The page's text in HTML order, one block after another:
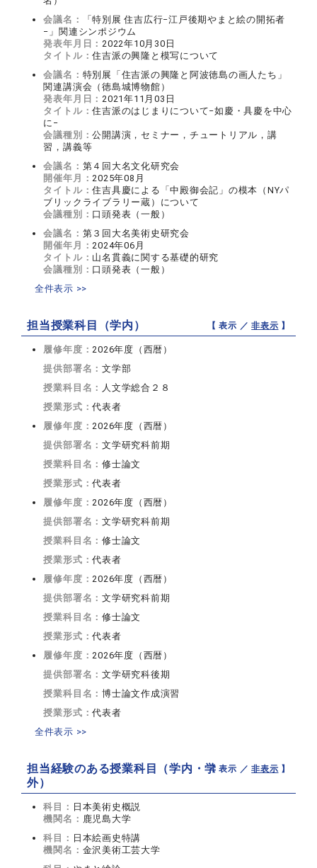
会議名：
「特別展 住吉広行−江戸後期やまと絵の開拓者
−」関連シンポジウム
発表年月日：2022年10月30日
タイトル：住吉派の興隆と模写について
会議名： 特別展「住吉派の興隆と阿波徳島の画人たち」
関連講演会（徳島城博物館）
発表年月日：2021年11月03日
タイトル：住吉派のはじまりについて−如慶・具慶を中心
に−
会議種別：公開講演，セミナー，チュートリアル，講
習，講義等
会議名： 第４回大名文化研究会
開催年月：2025年08月
タイトル：住吉具慶による「中殿御会記」の模本（NYパ
ブリックライブラリー蔵）について
会議種別： 口頭発表（一般）
会議名： 第３回大名美術史研究会
開催年月：2024年06月
タイトル： 山名貫義に関する基礎的研究
会議種別： 口頭発表（一般）
全件表示 >>
担当授業科目（学内） 【 表示 ／非表示 】
履修年度：2026年度（西暦）
提供部署名：文学部
授業科目名： 人文学総合２８
授業形式：代表者
履修年度：2026年度（西暦）
提供部署名：文学研究科前期
授業科目名：修士論文
授業形式：代表者
履修年度：2026年度（西暦）
提供部署名：文学研究科前期
授業科目名：修士論文
授業形式：代表者
履修年度：2026年度（西暦）
提供部署名：文学研究科前期
授業科目名：修士論文
授業形式：代表者
履修年度：2026年度（西暦）
提供部署名：文学研究科後期
授業科目名：博士論文作成演習
授業形式：代表者
全件表示 >>
担当経験のある授業科目（学内・学
外）
【 表示 ／非表示 】
科目： 日本美術史概説
機関名： 鹿児島大学
科目： 日本絵画史特講
機関名： 金沢美術工芸大学